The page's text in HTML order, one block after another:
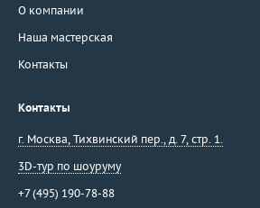
О компании
Наша мастерская
Контакты
Контакты
г. Москва, Тихвинский пер., д. 7, стр. 1.
3D-тур по шоуруму
+7 (495) 190-78-88